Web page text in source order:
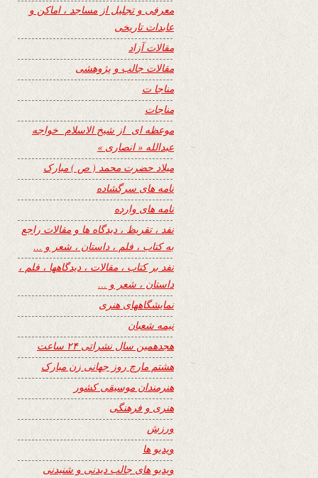
معرفی و تجلیل از مساجد ، اماکن و
عابدات تاریخی
مقالات آزاد
مقالات جالب و پژوهشی
مناجا ت
مناجات
موعظه ای از شیخ الاسلام خواجه
عبدالله « انصاری »
میلاد حضرت محمد ( ص ) مبارک
نامه های سرگشاده
نامه های وارده
نفد ، تقریظ ، دیدگاه ها و مقالات راجع
به کتاب ، فلم ، داستان ، شعر و …
نفد بر کتاب ، مقالات ، دیدگاهها ، فلم ،
داستان ، شعر و …
نمایشگاههای هنری
نیمه شعبان
هجدهمین سال نشراتی ۲۴ ساعت
هشتم مارچ روز جهانی زن مبارک
هنرمندان موسیقی کشور
هنری و فرهنگی
ورزش
ویدیو ها
ویدیو های جالب دیدنی و شنیدنی